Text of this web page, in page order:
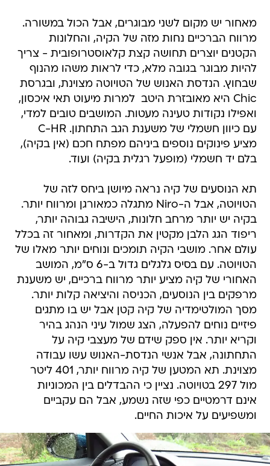
מאחור יש מקום לשני מבוגרים, אבל הכול במשורה.
מרווח הברכיים נחות מזה של הקיה, והחלונות
הקטנים יוצרים תחושה קצת קלאוסטרופובית - צריך
להיות מבוגר בגובה מלא, כדי לראות משהו מהנוף
שבחוץ. הנדסת האנוש של הטויוטה מצוינת, ובגרסת
Chic היא מאובזרת היטב  למרות מיעוט תאי איכסון,
ואפילו נקודות טעינה מעטות. המושבים טובים למדי,
עם כיוון חשמלי של משענת הגב התחתון. C-HR
מציע פינוקים נוספים ביניהם מפתח חכם (אין בקיה),
בלם יד חשמלי (מופעל רגלית בקיה) ועוד.
תא הנוסעים של קיה נראה מיושן ביחס לזה של
הטויוטה, אבל ה-Niro מתגלה כמאורגן ומרווח יותר.
בקיה יש יותר מרחב חלונות, הישיבה גבוהה יותר,
ריפוד הגג הלבן מקטין את הקדרות, ומאחור זה בכלל
עולם אחר. מושבי הקיה תומכים ונוחים יותר מאלו של
הטויוטה. עם בסיס גלגלים גדול ב-6 ס"מ, המושב
האחורי של קיה מציע יותר מרווח ברכיים, יש משענת
מרפקים בין הנוסעים, הכניסה והיציאה קלות יותר.
מסך המולטימדיה של קיה קטן אבל יש בו מתגים
פיזיים נוחים להפעלה, הצג שמול עיני הנהג בהיר
וקריא יותר. אין ספק שידם של מעצבי קיה על
התחתונה, אבל אנשי הנדסת-האנוש עשו עבודה
מצוינת. תא המטען של קיה מרווח יותר, 401 ליטר
מול 297 בטויוטה. נציין כי ההבדלים בין המכוניות
אינם דרמטיים כפי שזה נשמע, אבל הם עקביים
ומשפיעים על איכות החיים.